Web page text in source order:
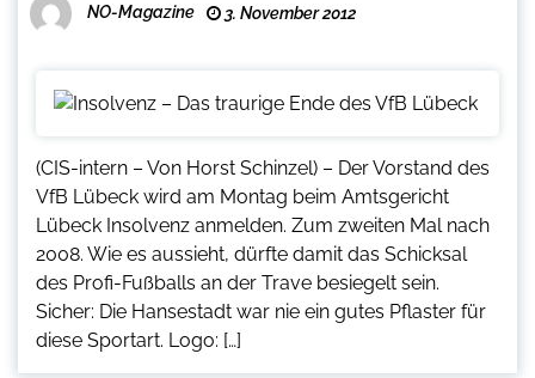
NO-Magazine 3. November 2012
(CIS-intern – Von Horst Schinzel) – Der Vorstand des
VfB Lübeck wird am Montag beim Amtsgericht
Lübeck Insolvenz anmelden. Zum zweiten Mal nach
2008. Wie es aussieht, dürfte damit das Schicksal
des Profi-Fußballs an der Trave besiegelt sein.
Sicher: Die Hansestadt war nie ein gutes Pflaster für
diese Sportart. Logo: […]